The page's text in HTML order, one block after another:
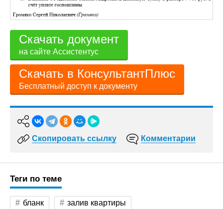
Скачать документ
на сайте Ассистентус
Скачать в КонсультантПлюс
Бесплатный доступ к документу
Скопировать ссылку Комментарии
Теги по теме
бланк залив квартиры